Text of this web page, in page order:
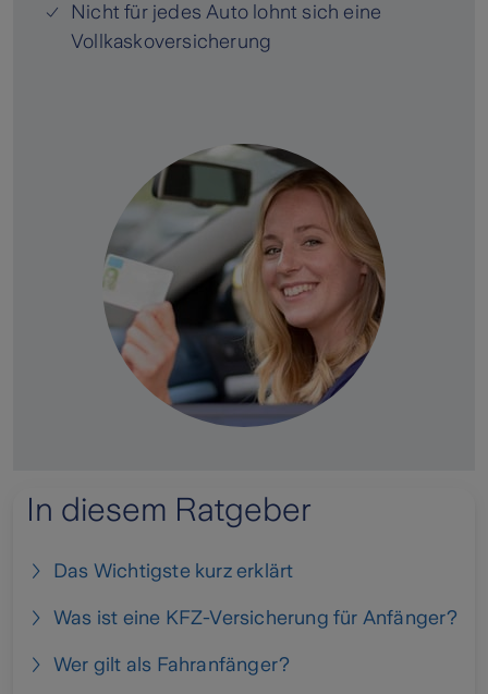
Nicht für jedes Auto lohnt sich eine
Vollkaskoversicherung
In diesem Ratgeber
Das Wichtigste kurz erklärt
Was ist eine KFZ-Versicherung für Anfänger?
Wer gilt als Fahranfänger?